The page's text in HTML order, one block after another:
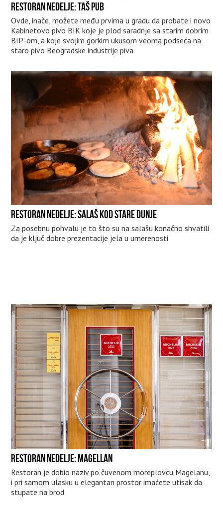
RESTORAN NEDELJE: TAŠ PUB
Ovde, inače, možete među prvima u gradu da probate i novo
Kabinetovo pivo BIK koje je plod saradnje sa starim dobrim
BIP-om, a koje svojim gorkim ukusom veoma podseća na
staro pivo Beogradske industrije piva
RESTORAN NEDELJE: SALAŠ KOD STARE DUNJE
Za posebnu pohvalu je to što su na salašu konačno shvatili
da je ključ dobre prezentacije jela u umerenosti
RESTORAN NEDELJE: MAGELLAN
Restoran je dobio naziv po čuvenom moreplovcu Magelanu,
i pri samom ulasku u elegantan prostor imaćete utisak da
stupate na brod